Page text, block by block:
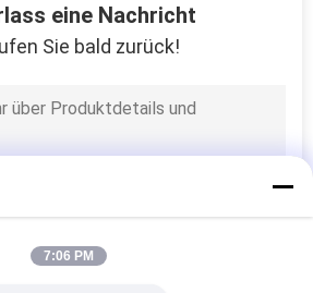
eine Nachricht
Sie bald zurück!
7:06 PM